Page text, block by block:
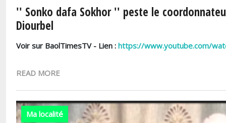
'' Sonko dafa Sokhor '' peste le
Diourbel
Voir sur BaolTimesTV - Lien : https://www.youtube.com/
READ MORE
Ma localité